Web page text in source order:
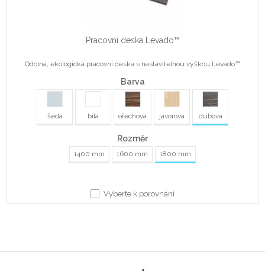
Pracovní deska Levado™
Odolná, ekologická pracovní deska s nastavitelnou výškou Levado™
Barva
šedá bílá ořechová javorová dubová
Rozměr
1400 mm 1600 mm 1800 mm
Vyberte k porovnání